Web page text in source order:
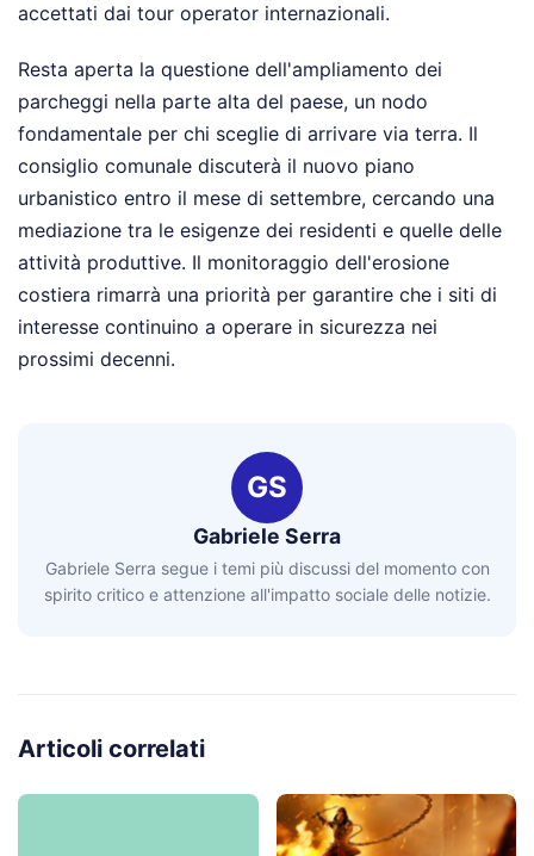
accettati dai tour operator internazionali.
Resta aperta la questione dell'ampliamento dei
parcheggi nella parte alta del paese, un nodo
fondamentale per chi sceglie di arrivare via terra. Il
consiglio comunale discuterà il nuovo piano
urbanistico entro il mese di settembre, cercando una
mediazione tra le esigenze dei residenti e quelle delle
attività produttive. Il monitoraggio dell'erosione
costiera rimarrà una priorità per garantire che i siti di
interesse continuino a operare in sicurezza nei
prossimi decenni.
GS
Gabriele Serra
Gabriele Serra segue i temi più discussi del momento con
spirito critico e attenzione all'impatto sociale delle notizie.
Articoli correlati